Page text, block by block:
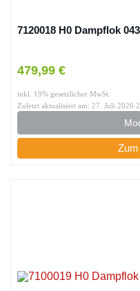
7120018 H0 Dampflok
479,99 €
inkl. 19% gesetzlicher MwSt.
Zuletzt aktualisiert am: 27. Juli 2026